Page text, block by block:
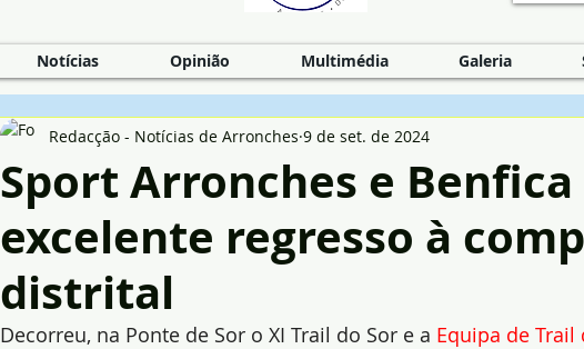
Notícias Opinião Multimédia Galeria
Sport Arronches e
excelente regresso à
distrital
Redacção - Notícias de Arronches 9 de set. de 2024
Decorreu, na Ponte de Sor o XI Trail do Sor e a Equipa de